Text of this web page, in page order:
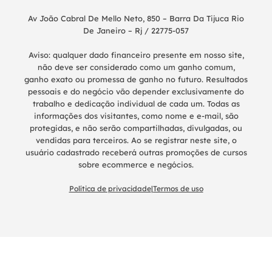
Av João Cabral De Mello Neto, 850 – Barra Da Tijuca Rio
De Janeiro – Rj / 22775-057
Aviso: qualquer dado financeiro presente em nosso site,
não deve ser considerado como um ganho comum,
ganho exato ou promessa de ganho no futuro. Resultados
pessoais e do negócio vão depender exclusivamente do
trabalho e dedicação individual de cada um. Todas as
informações dos visitantes, como nome e e-mail, são
protegidas, e não serão compartilhadas, divulgadas, ou
vendidas para terceiros. Ao se registrar neste site, o
usuário cadastrado receberá outras promoções de cursos
sobre ecommerce e negócios.
Política de privacidade|Termos de uso